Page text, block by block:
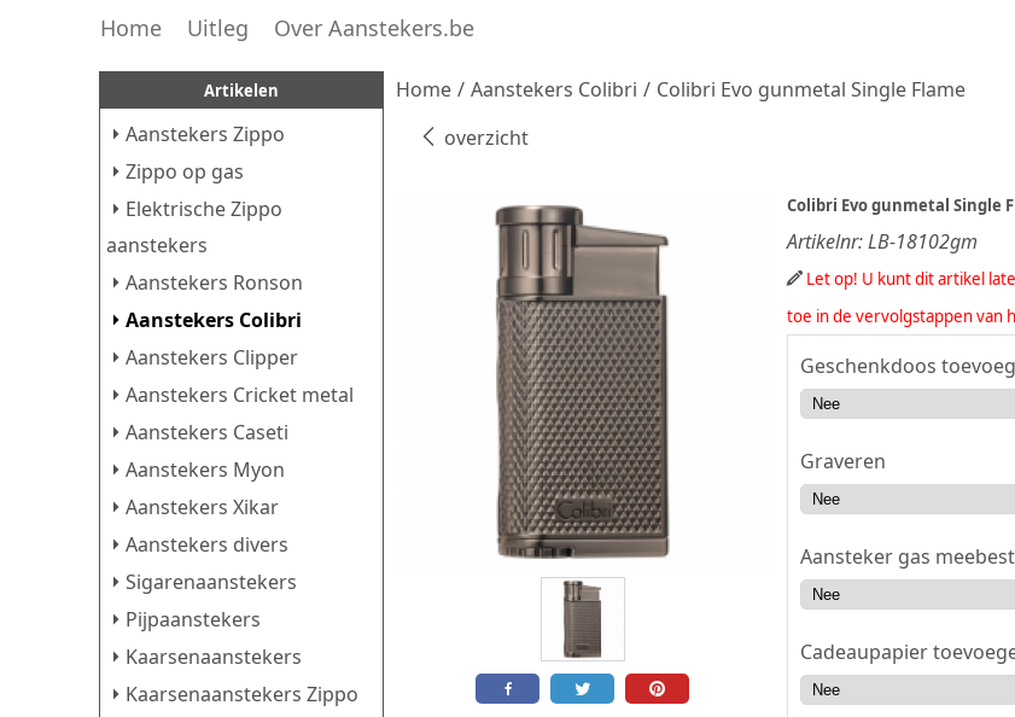
Home Uitleg Over Aanstekers.be
Artikelen
Aanstekers Zippo
Zippo op gas
Elektrische Zippo
aanstekers
Aanstekers Ronson
Aanstekers Colibri
Aanstekers Clipper
Aanstekers Cricket metal
Aanstekers Caseti
Aanstekers Myon
Aanstekers Xikar
Aanstekers divers
Sigarenaanstekers
Pijpaanstekers
Kaarsenaanstekers
Kaarsenaanstekers Zippo
Home / Aanstekers Colibri / Colibri Evo gunmetal Single Flame
overzicht
Colibri Evo gunmetal Single
Artikelnr:LB-18102gm
Let op! U kunt dit artikel
toe in de vervolgstappen van
Geschenkdoos
Graveren
Aansteker gas
Cadeaupapier